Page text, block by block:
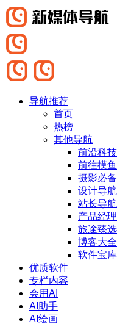
导航推荐
首页
热榜
其他导航
前沿科技
前往摸鱼
摄影必备
设计导航
站长导航
产品经理
旅途臻选
博客大全
软件宝库
优质软件
专栏内容
会用AI
AI助手
AI绘画